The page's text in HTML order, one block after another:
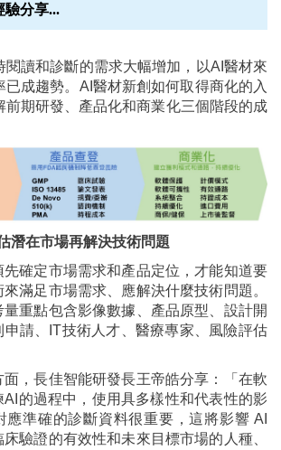
驗分享...
閱讀和診斷的需求大幅增加，以AI醫材來
已成趨勢。AI醫材新創如何取得商化的入
前期研發、產品化和商業化三個階段的成
潛在市場再解決技術問題
先確定市場需求和產品定位，才能知道要
滿足市場需求、應解決什麼技術問題。
重點包含影像數據、產品原型、設計開
申請、IT技術人才、醫療專家、風險評估
，長佳智能研發長王帝皓分享：「在軟
AI的過程中，使用具多樣性和代表性的影
應準確的診斷資料很重要，這將影響 AI
驗證的有效性和未來目標市場的人種、